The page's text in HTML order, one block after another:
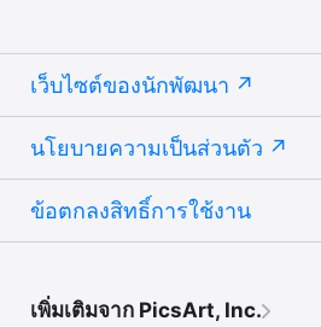
เว็บไซต์ของนักพัฒนา
นโยบายความเป็นส่วนตัว
ข้อตกลงสิทธิ์การใช้งาน
เพิ่มเติมจาก PicsArt, Inc.